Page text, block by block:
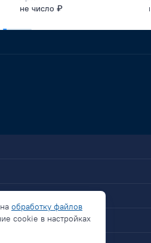
не число ₽
обработку файлов
cookie в настройках